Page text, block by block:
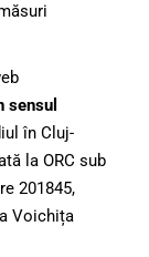
sensul
în Cluj-
la ORC sub
201845,
Voichița